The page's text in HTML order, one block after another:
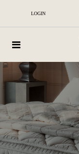
노
전
이
아
프
미
엄
매
LOGIN